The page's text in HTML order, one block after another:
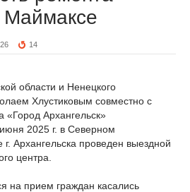
Маймаксе
14
области и Ненецкого
Хлустиковым совместно с
«Город Архангельск»
2025 г. в Северном
г. Архангельска проведен выездной
центра.
на прием граждан касались